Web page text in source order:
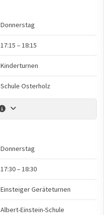
Donnerstag
17:15 –18:15
Kinderturnen
Schule Osterholz
Donnerstag
17:30–18:30
Einsteiger Geräteturnen
Albert-Einstein-Schule